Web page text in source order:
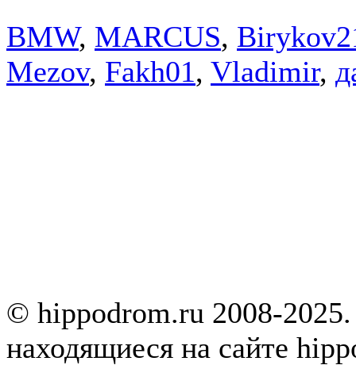
BMW, MARCUS,
Mezov, Fakh01, Vladimir,
© hippodrom.ru 2008-
находящиеся на сайте